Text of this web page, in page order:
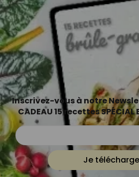
Inscrivez-vous à notre
CADEAU 15 recettes SPÉCIAL
Je télécharge